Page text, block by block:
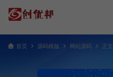
首页 源码模版 网站源码 正文